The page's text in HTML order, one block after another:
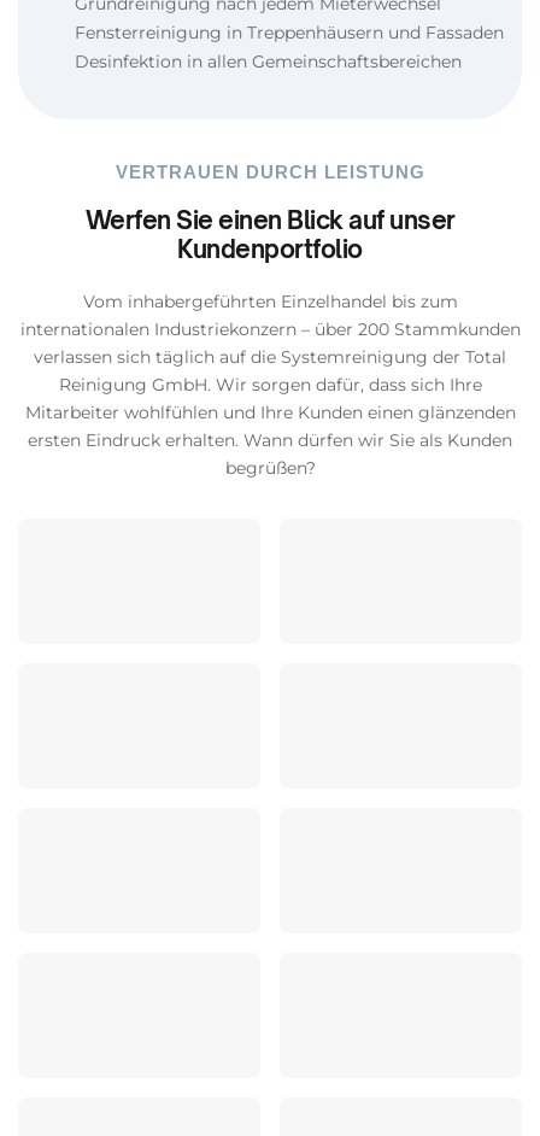
Fensterreinigung in Treppenhäusern und Fassaden
Desinfektion in allen Gemeinschaftsbereichen
VERTRAUEN DURCH LEISTUNG
Werfen Sie einen Blick auf unser
Kundenportfolio
Vom inhabergeführten Einzelhandel bis zum
internationalen Industriekonzern – über 200 Stammkunden
verlassen sich täglich auf die Systemreinigung der Total
Reinigung GmbH. Wir sorgen dafür, dass sich Ihre
Mitarbeiter wohlfühlen und Ihre Kunden einen glänzenden
ersten Eindruck erhalten. Wann dürfen wir Sie als Kunden
begrüßen?